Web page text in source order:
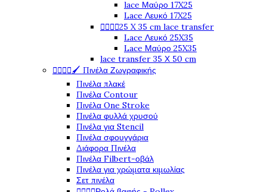
lace Μαύρο 17X25
Lace Λευκό 17X25
25 X 35 cm lace transfer
Lace Λευκό 25X35
Lace Μαύρο 25X35
lace transfer 35 Χ 50 cm
🖌️ Πινέλα Ζωγραφικής
Πινέλα πλακέ
Πινέλα Contour
Πινέλα One Stroke
Πινέλα φυλλά χρυσού
Πινέλα για Stencil
Πινέλα σφουγγάρια
Διάφορα Πινέλα
Πινέλα Filbert-οβάλ
Πινέλα για χρώματα κιμωλίας
Σετ πινέλα